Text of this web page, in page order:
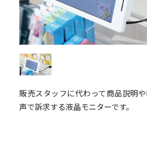
販売スタッフに代わって商品説明
声で訴求する液晶モニターです。